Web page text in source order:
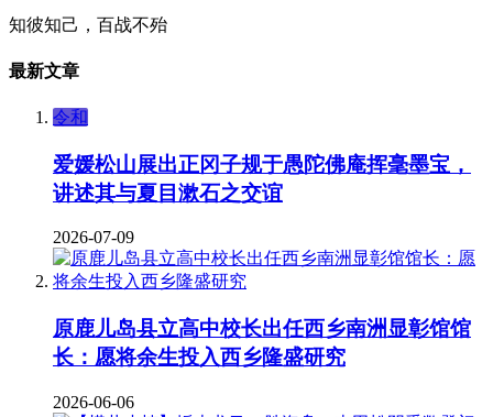
知彼知己，百战不殆
最新文章
令和
爱媛松山展出正冈子规于愚陀佛庵挥毫墨宝，
讲述其与夏目漱石之交谊
2026-07-09
原鹿儿岛县立高中校长出任西乡南洲显彰馆馆
长：愿将余生投入西乡隆盛研究
2026-06-06